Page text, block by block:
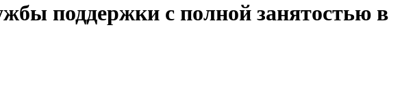
поддержки с полной занятостью в